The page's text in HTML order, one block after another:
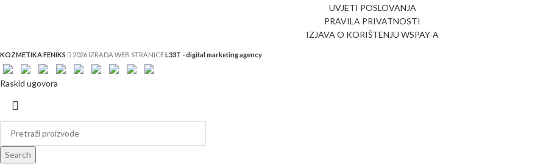
UVJETI POSLOVANJA
PRAVILA PRIVATNOSTI
IZJAVA O KORIŠTENJU WSPAY-A
KOZMETIKA FENIKS 2026 IZRADA WEB STRANICEL33T - digital marketing agency
Search
Raskid ugovora